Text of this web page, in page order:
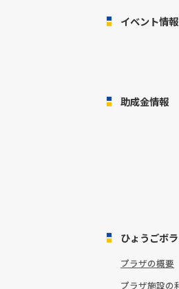
イベント情報
助成金情報
ひょうごボ
プラザの概要
プラザ施設の